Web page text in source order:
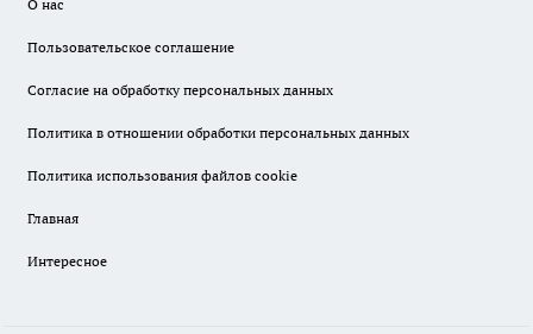
О нас
Пользовательское соглашение
Согласие на обработку персональных данных
Политика в отношении обработки персональных данных
Политика использования файлов cookie
Главная
Интересное